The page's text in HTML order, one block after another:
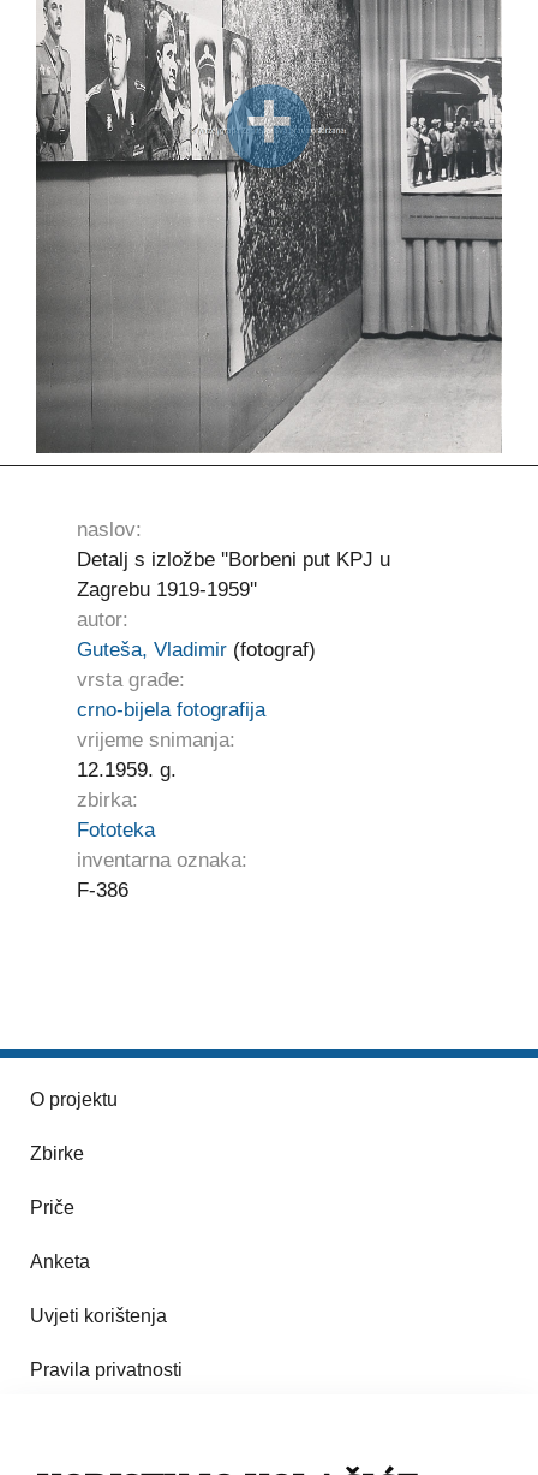
naslov:
Detalj s izložbe ''Borbeni put KPJ u
Zagrebu 1919-1959''
autor:
Guteša, Vladimir(fotograf)
vrsta građe:
crno-bijela fotografija
vrijeme snimanja:
12.1959. g.
zbirka:
Fototeka
inventarna oznaka:
F-386
O projektu
Zbirke
Priče
Anketa
Uvjeti korištenja
Pravila privatnosti